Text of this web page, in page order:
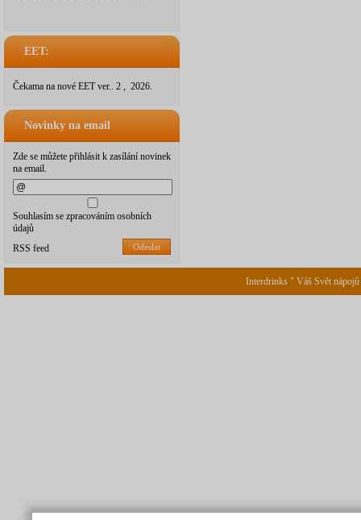
EET:
Čekama na nové EET ver.. 2 , 2026.
Novinky na email
Zde se můžete přihlásit k zasílání novinek
na email.
Souhlasím se zpracováním osobních
údajů
Odeslat
RSS feed
Interdrinks " Váš Svět